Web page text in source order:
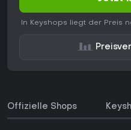
In Keyshops liegt der Preis
Offizielle Shops